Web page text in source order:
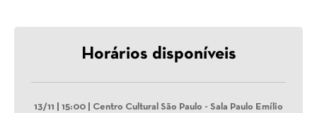
Horários disponíveis
13/11 | 15:00 | Centro Cultural São Paulo - Sala Paulo Emílio